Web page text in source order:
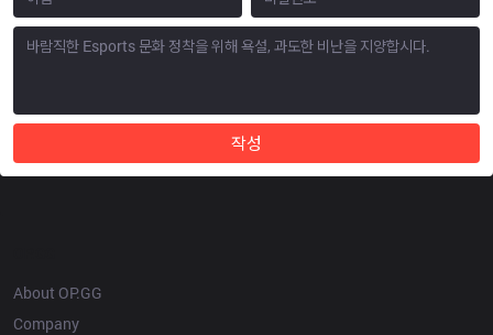
작성
About OP.GG
Company